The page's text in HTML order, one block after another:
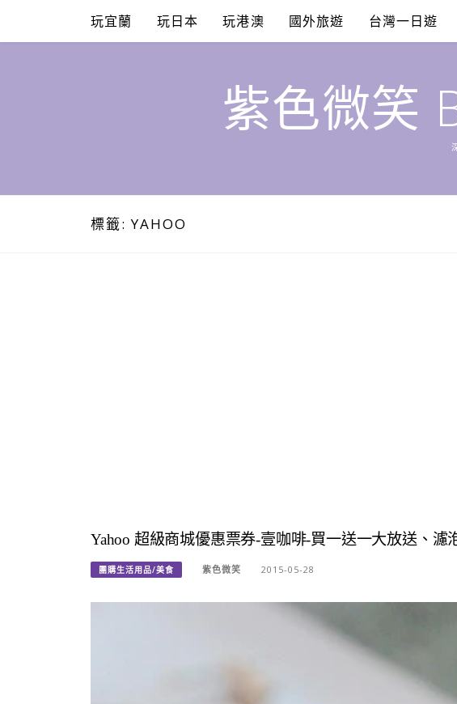
content
玩宜蘭 玩日本 玩港澳 國外旅遊 台灣一日遊
紫色微笑
標籤:YAHOO
Yahoo 超級商城優惠票券-壹咖啡-買一送一大放送、濾
團購生活用品/美食 紫色微笑 2015-05-28